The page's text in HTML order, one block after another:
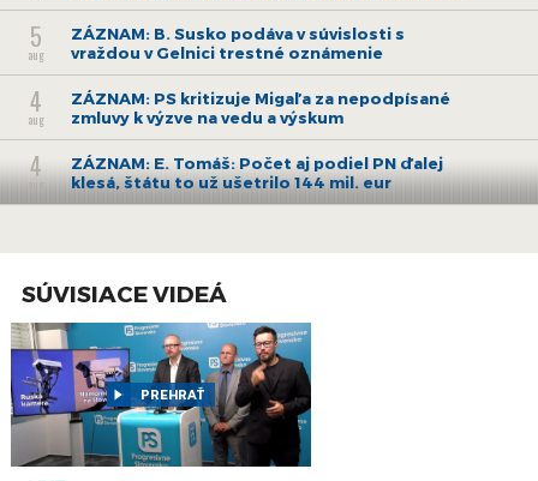
5
aug
ZÁZNAM: B. Susko podáva v súvislosti s
vraždou v Gelnici trestné oznámenie
4
aug
ZÁZNAM: PS kritizuje Migaľa za nepodpísané
zmluvy k výzve na vedu a výskum
4
aug
ZÁZNAM: E. Tomáš: Počet aj podiel PN ďalej
klesá, štátu to už ušetrilo 144 mil. eur
30
júl
hydrometeorologického ústavu
30
júl
ZÁZNAM: ZMOS a Zdravý vinič podpísali
memorandum o edukácii o zlatom žltnutí
viniča
28
ZÁZNAM: ZMOS urobí s MV i políciou
SÚVISIACE VIDEÁ
PREHRAŤ